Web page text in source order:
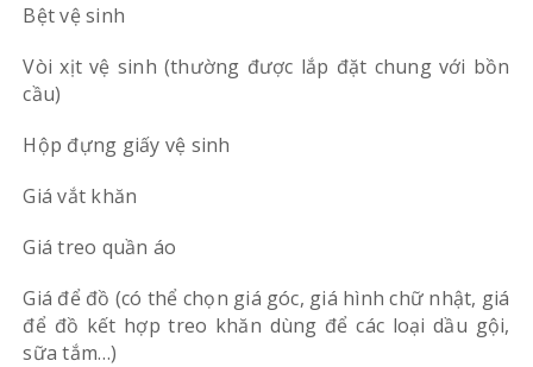
Bệt vệ sinh
Vòi xịt vệ sinh (thường được lắp đặt chung với bồn
cầu)
Hộp đựng giấy vệ sinh
Giá vắt khăn
Giá treo quần áo
Giá để đồ (có thể chọn giá góc, giá hình chữ nhật, giá
để đồ kết hợp treo khăn dùng để các loại dầu gội,
sữa tắm…)